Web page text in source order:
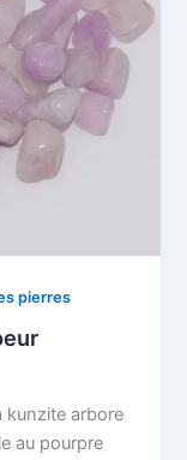
pierres
kunzite arbore
au pourpre